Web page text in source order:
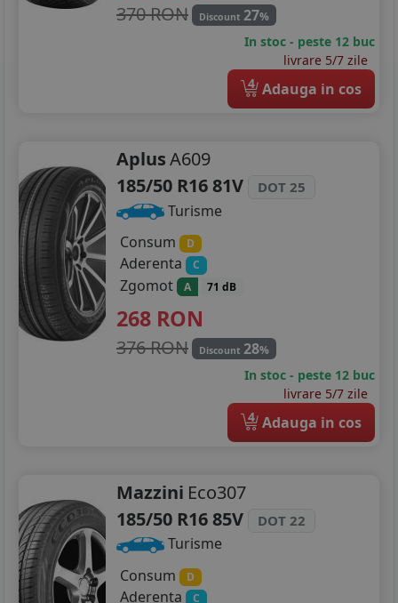
370 RON Discount 27%
In stoc - peste 12 buc
livrare 5/7 zile
4 Adauga in cos
AplusA609
185/50 R16 81V
DOT 25
Turisme
Consum
D
Aderenta C
Zgomot A 71 dB
268 RON
376 RON Discount 28%
In stoc - peste 12 buc
livrare 5/7 zile
4 Adauga in cos
Mazzini Eco307
185/50 R16 85V
DOT 22
Turisme
Consum
D
Aderenta C